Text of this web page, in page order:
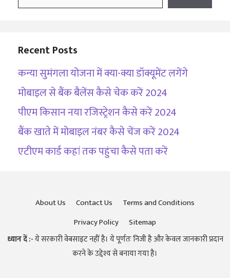
Recent Posts
कन्या सुमंगला योजना में क्या-क्या डॉक्यूमेंट लगेंगे
मोबाइल से बैंक बैलेंस कैसे चेक करें 2024
पीएम किसान नया रजिस्ट्रेशन कैसे करें 2024
बैंक खाते में मोबाइल नंबर कैसे चेंज करें 2024
एटीएम कार्ड कहां तक पहुंचा कैसे पता करें
About Us Contact Us
Terms and Conditions
Privacy Policy
Sitemap
ध्यान दें :-ये सरकारी वेबसाइट नहीं है। ये पूर्णतः निजी है और केवल जानकारी प्रदान
करने के उद्देश्य से बनाया गया है।